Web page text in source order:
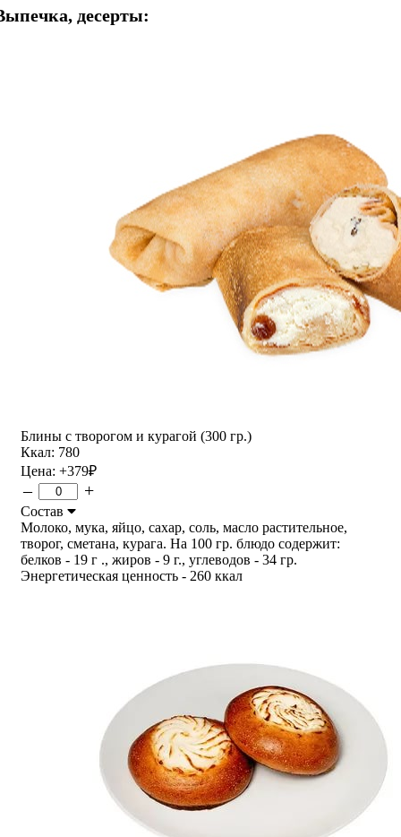
десерты:
Блины с творогом и курагой (300 гр.)
Ккал: 780
Цена: +379₽
– +
Состав
Молоко, мука, яйцо, сахар, соль, масло растительное,
творог, сметана, курага. На 100 гр. блюдо содержит:
белков - 19 г ., жиров - 9 г., углеводов - 34 гр.
Энергетическая ценность - 260 ккал